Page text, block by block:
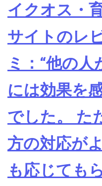
イクオス・
サイトのレ
ミ：“他の
には効果を
でした。 た
方の対応が
も応じても